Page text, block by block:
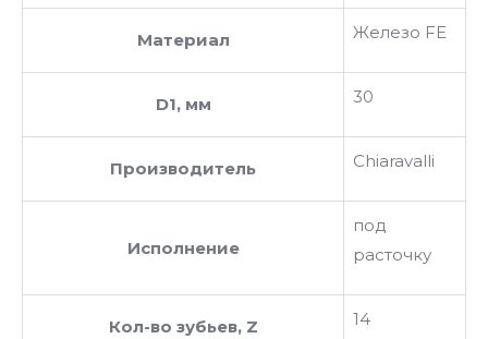
Материал Железо FE
D1, мм 30
Производитель Chiaravalli
Исполнение
под
расточку
Кол-во зубьев, Z 14